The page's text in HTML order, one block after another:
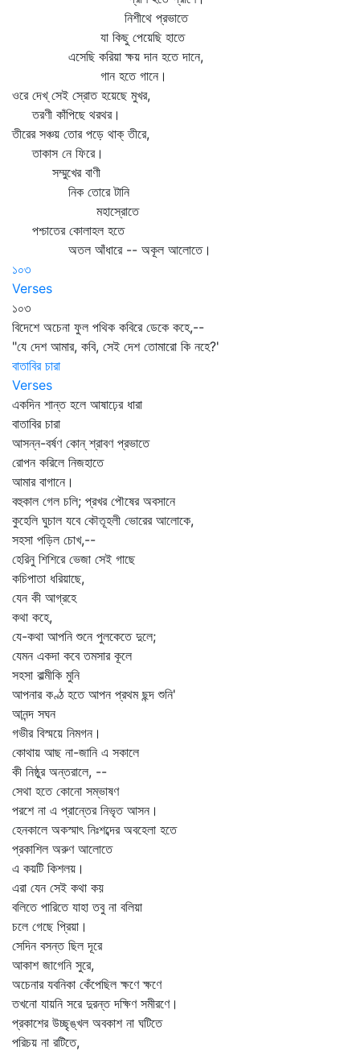
নিশীথে প্রভাতে
যা কিছু পেয়েছি হাতে
এসেছি করিয়া ক্ষয় দান হতে দানে,
গান হতে গানে।
ওরে দেখ্‌ সেই স্রোত হয়েছে মুখর,
তরণী কাঁপিছে থরথর।
তীরের সঞ্চয় তোর পড়ে থাক্‌ তীরে,
তাকাস নে ফিরে।
সম্মুখের বাণী
নিক তোরে টানি
মহাস্রোতে
পশ্চাতের কোলাহল হতে
অতল আঁধারে -- অকূল আলোতে।
১০৩
Verses
১০৩
বিদেশে অচেনা ফুল পথিক কবিরে ডেকে কহে,--
"যে দেশ আমার, কবি, সেই দেশ তোমারো কি নহে?'
বাতাবির চারা
Verses
একদিন শান্ত হলে আষাঢ়ের ধারা
বাতাবির চারা
আসন্ন-বর্ষণ কোন্‌ শ্রাবণ প্রভাতে
রোপন করিলে নিজহাতে
আমার বাগানে।
বহুকাল গেল চলি; প্রখর পৌষের অবসানে
কুহেলি ঘুচাল যবে কৌতূহলী ভোরের আলোকে,
সহসা পড়িল চোখ,--
হেরিনু শিশিরে ভেজা সেই গাছে
কচিপাতা ধরিয়াছে,
যেন কী আগ্রহে
কথা কহে,
যে-কথা আপনি শুনে পুলকেতে দুলে;
যেমন একদা কবে তমসার কূলে
সহসা বাল্মীকি মুনি
আপনার কণ্ঠ হতে আপন প্রথম ছন্দ শুনি'
আনন্দ সঘন
গভীর বিস্ময়ে নিমগন।
কোথায় আছ না-জানি এ সকালে
কী নিষ্ঠুর অন্তরালে, --
সেথা হতে কোনো সম্ভাষণ
পরশে না এ প্রান্তের নিভৃত আসন।
হেনকালে অকস্মাৎ নিঃশব্দের অবহেলা হতে
প্রকাশিল অরুণ আলোতে
এ কয়টি কিশলয়।
এরা যেন সেই কথা কয়
বলিতে পারিতে যাহা তবু না বলিয়া
চলে গেছে প্রিয়া।
সেদিন বসন্ত ছিল দূরে
আকাশ জাগেনি সুরে,
অচেনার যবনিকা কেঁপেছিল ক্ষণে ক্ষণে
তখনো যায়নি সরে দুরন্ত দক্ষিণ সমীরণে।
প্রকাশের উচ্ছৃঙ্খল অবকাশ না ঘটিতে
পরিচয় না রটিতে,